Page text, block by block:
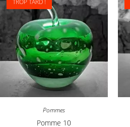
TROP TARD !
Pommes
Pomme 10